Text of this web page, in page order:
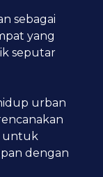
sebagai
yang
seputar
urban
untuk
dengan